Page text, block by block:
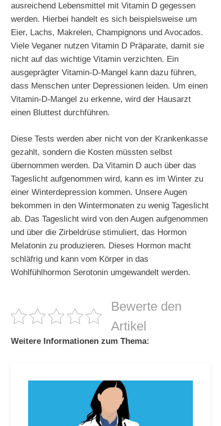
ausreichend Lebensmittel mit Vitamin D gegessen
werden. Hierbei handelt es sich beispielsweise um
Eier, Lachs, Makrelen, Champignons und Avocados.
Viele Veganer nutzen Vitamin D Präparate, damit sie
nicht auf das wichtige Vitamin verzichten. Ein
ausgeprägter Vitamin-D-Mangel kann dazu führen,
dass Menschen unter Depressionen leiden. Um einen
Vitamin-D-Mangel zu erkenne, wird der Hausarzt
einen Bluttest durchführen.
Diese Tests werden aber nicht von der Krankenkasse
gezahlt, sondern die Kosten müssten selbst
übernommen werden. Da Vitamin D auch über das
Tageslicht aufgenommen wird, kann es im Winter zu
einer Winterdepression kommen. Unsere Augen
bekommen in den Wintermonaten zu wenig Tageslicht
ab. Das Tageslicht wird von den Augen aufgenommen
und über die Zirbeldrüse stimuliert, das Hormon
Melatonin zu produzieren. Dieses Hormon macht
schläfrig und kann vom Körper in das
Wohlfühlhormon Serotonin umgewandelt werden.
Bewerte den
Artikel
Weitere Informationen zum Thema: